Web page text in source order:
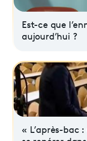
Est-ce que
aujourd’hui ?
« L’après-bac